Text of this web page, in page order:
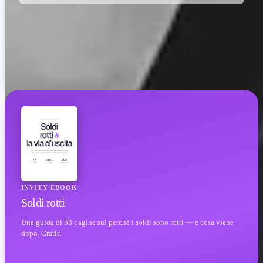
INVITY EBOOK
Soldi rotti
Una guida di 53 pagine sul perché i soldi sono rotti — e cosa viene
dopo. Gratis.